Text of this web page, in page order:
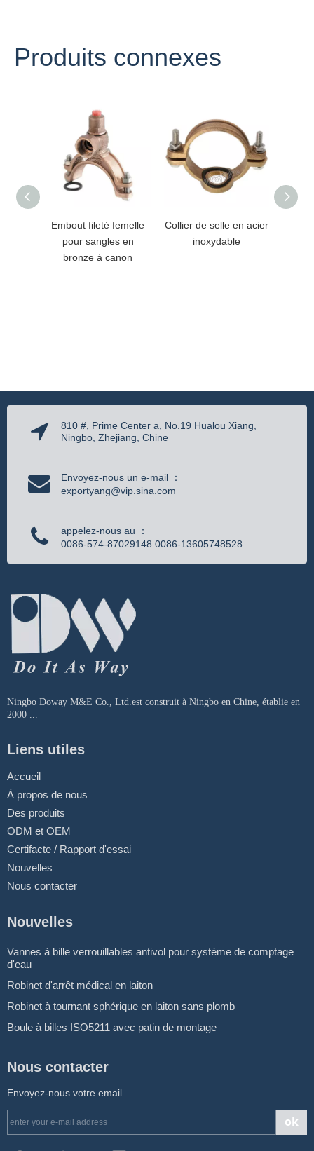
Produits connexes
Embout fileté femelle
pour sangles en
bronze à canon
Collier de selle en acier
inoxydable
810 #, Prime Center a, No.19 Hualou Xiang,
Ningbo, Zhejiang, Chine
Envoyez-nous un e-mail ：
exportyang@vip.sina.com
appelez-nous au ：
0086-574-87029148 0086-13605748528
Ningbo Doway M&E Co., Ltd.est construit à Ningbo en Chine, établie en
2000 ...
Liens utiles
Accueil
À propos de nous
Des produits
ODM et OEM
Certifacte / Rapport d'essai
Nouvelles
Nous contacter
Nouvelles
Vannes à bille verrouillables antivol pour système de comptage
d'eau
Robinet d'arrêt médical en laiton
Robinet à tournant sphérique en laiton sans plomb
Boule à billes ISO5211 avec patin de montage
Nous contacter
Envoyez-nous votre email
ok